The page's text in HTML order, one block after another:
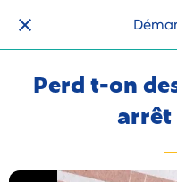
Perd t-on
arrêt